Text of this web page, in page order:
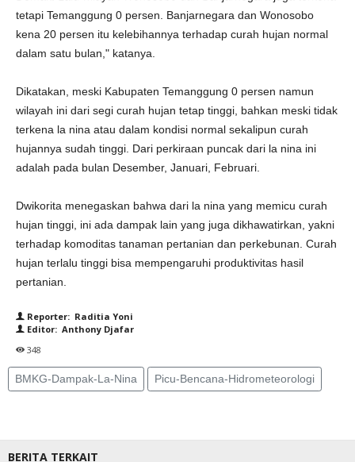
tetapi Temanggung 0 persen. Banjarnegara dan Wonosobo
kena 20 persen itu kelebihannya terhadap curah hujan normal
dalam satu bulan," katanya.
Dikatakan, meski Kabupaten Temanggung 0 persen namun
wilayah ini dari segi curah hujan tetap tinggi, bahkan meski tidak
terkena la nina atau dalam kondisi normal sekalipun curah
hujannya sudah tinggi. Dari perkiraan puncak dari la nina ini
adalah pada bulan Desember, Januari, Februari.
Dwikorita menegaskan bahwa dari la nina yang memicu curah
hujan tinggi, ini ada dampak lain yang juga dikhawatirkan, yakni
terhadap komoditas tanaman pertanian dan perkebunan. Curah
hujan terlalu tinggi bisa mempengaruhi produktivitas hasil
pertanian.
Reporter: Raditia Yoni
Editor: Anthony Djafar
348
BMKG-Dampak-La-Nina Picu-Bencana-Hidrometeorologi
BERITA TERKAIT